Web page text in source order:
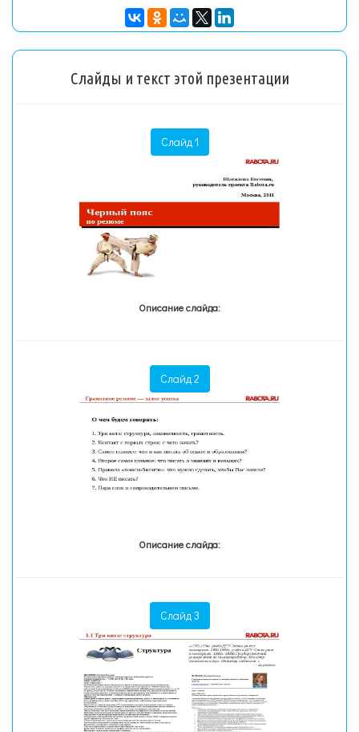
Слайды и текст этой презентации
Слайд 1
Описание слайда:
Слайд 2
Описание слайда:
Слайд 3